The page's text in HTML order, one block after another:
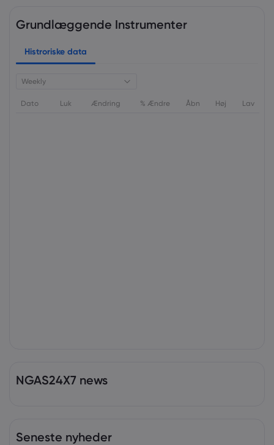
Grundlæggende Instrumenter
Histroriske data
Weekly
Dato Luk Ændring % Ændre Åbn Høj Lav
NGAS24X7 news
Seneste nyheder